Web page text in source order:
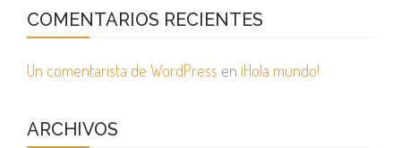
COMENTARIOS RECIENTES
Un comentarista de WordPress en ¡Hola mundo!
ARCHIVOS